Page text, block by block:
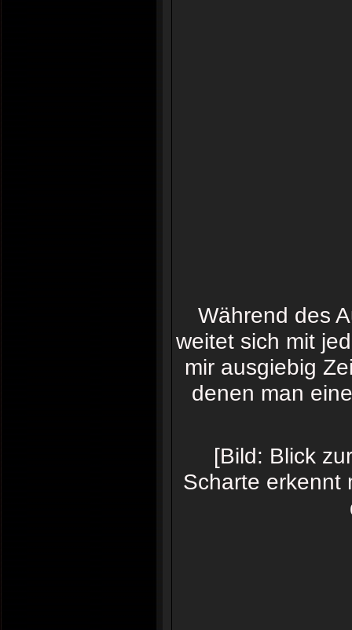
Während des
weitet sich mit
mir ausgiebig
denen man
[Bild: Blick
Scharte